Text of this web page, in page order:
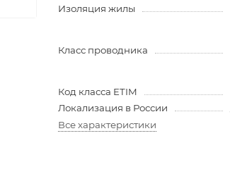
Изоляция жилы
Класс проводника
Код класса ETIM
Локализация в России
Все характеристики